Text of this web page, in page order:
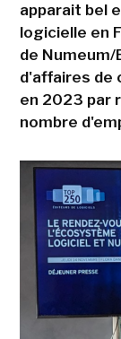
apparait bel
logicielle en
de Numeum/
d'affaires de
en 2023 par
nombre